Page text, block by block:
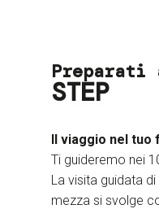
Preparati
STEP
Il viaggio nel tuo
Ti guideremo nei
La visita guidata di
mezza si svolge